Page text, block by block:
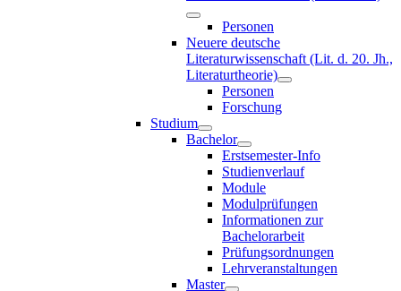
Personen
Neuere deutsche
Literaturwissenschaft (Lit. d. 20. Jh.,
Literaturtheorie)
Personen
Forschung
Studium
Bachelor
Erstsemester-Info
Studienverlauf
Module
Modulprüfungen
Informationen zur
Bachelorarbeit
Prüfungsordnungen
Lehrveranstaltungen
Master